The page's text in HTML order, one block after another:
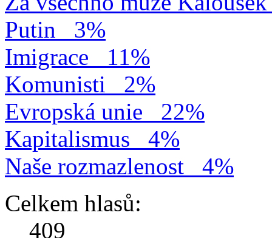
Putin
3%
Imigrace
11%
Komunisti
2%
Evropská unie
22%
Kapitalismus
4%
Naše rozmazlenost
4%
Celkem hlasů:
409